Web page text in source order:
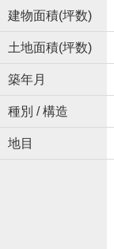
建物面積(坪数)
土地面積(坪数)
築年月
種別 / 構造
地目